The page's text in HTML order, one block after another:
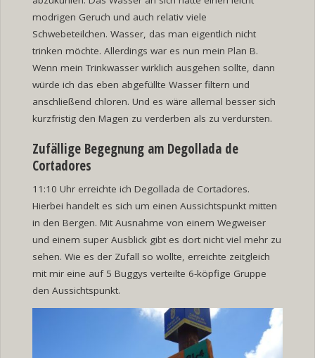
modrigen Geruch und auch relativ viele
Schwebeteilchen. Wasser, das man eigentlich nicht
trinken möchte. Allerdings war es nun mein Plan B.
Wenn mein Trinkwasser wirklich ausgehen sollte, dann
würde ich das eben abgefüllte Wasser filtern und
anschließend chloren. Und es wäre allemal besser sich
kurzfristig den Magen zu verderben als zu verdursten.
Zufällige Begegnung am Degollada de
Cortadores
11:10 Uhr erreichte ich Degollada de Cortadores.
Hierbei handelt es sich um einen Aussichtspunkt mitten
in den Bergen. Mit Ausnahme von einem Wegweiser
und einem super Ausblick gibt es dort nicht viel mehr zu
sehen. Wie es der Zufall so wollte, erreichte zeitgleich
mit mir eine auf 5 Buggys verteilte 6-köpfige Gruppe
den Aussichtspunkt.